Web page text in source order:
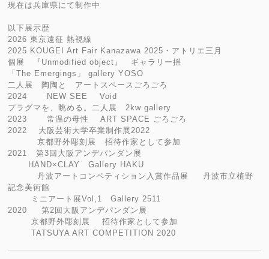
現在は兵庫県にて制作中
以下展示歴
2026 東京遠征 熱視線
2025 KOUGEI Art Fair Kanazawa 2025・アトリエ三月
個展 『Unmodified object』 ギャラリー揺
「The Emergings」 gallery YOSO
二人展 陶陶と アートスペースごろごろ
2024 NEW SEE Void
プラグマを、眺める。二人展 2kw gallery
2023 常温の母性 ART SPACE ごろごろ
2022 大阪芸術大学卒業制作展2022
京都野外彫刻展 招待作家として参加
2021 第3回大阪アンデパンダン展
HAND×CLAY Gallery HAKU
丹波アートコンペティション入賞作品展 丹波市立植野
記念美術館
ミニアート展Vol,1 Gallery 2511
2020 第2回大阪アンデパンダン展
京都野外彫刻展 招待作家として参加
TATSUYA ART COMPETITION 2020